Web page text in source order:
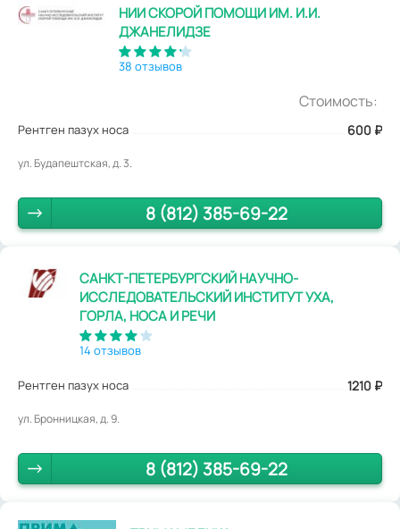
НИИ СКОРОЙ ПОМОЩИ ИМ. И.И.
ДЖАНЕЛИДЗЕ
38 отзывов
Стоимость:
Рентген пазух носа 600 ₽
ул. Будапештская, д. 3.
8 (812) 385-69-22
САНКТ-ПЕТЕРБУРГСКИЙ НАУЧНО-
ИССЛЕДОВАТЕЛЬСКИЙ ИНСТИТУТ УХА,
ГОРЛА, НОСА И РЕЧИ
14 отзывов
Рентген пазух носа 1210 ₽
ул. Бронницкая, д. 9.
8 (812) 385-69-22